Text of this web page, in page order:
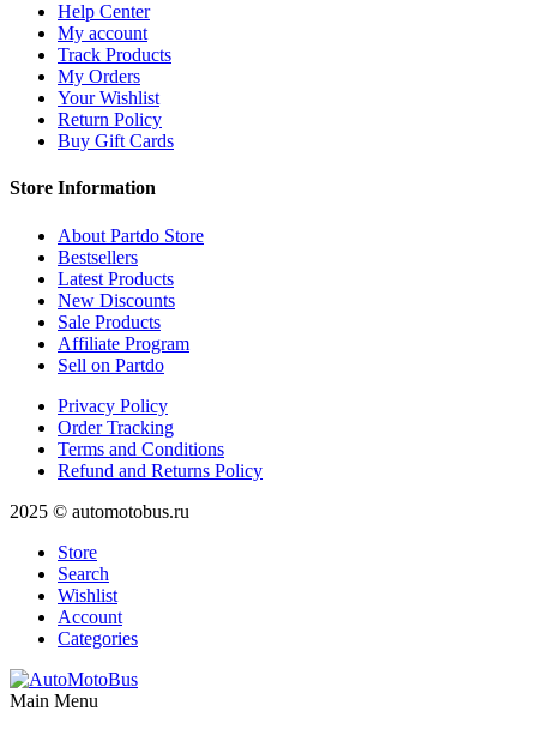
Help Center
My account
Track Products
My Orders
Your Wishlist
Return Policy
Buy Gift Cards
Store Information
About Partdo Store
Bestsellers
Latest Products
New Discounts
Sale Products
Affiliate Program
Sell on Partdo
Privacy Policy
Order Tracking
Terms and Conditions
Refund and Returns Policy
2025 © automotobus.ru
Store
Search
Wishlist
Account
Categories
Main Menu